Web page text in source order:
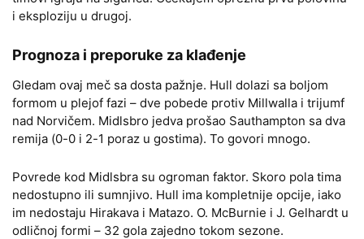
i eksploziju u drugoj.
Prognoza i preporuke za klađenje
Gledam ovaj meč sa dosta pažnje. Hull dolazi sa boljom
formom u plejof fazi – dve pobede protiv Millwalla i trijumf
nad Norvičem. Midlsbro jedva prošao Sauthampton sa dva
remija (0-0 i 2-1 poraz u gostima). To govori mnogo.
Povrede kod Midlsbra su ogroman faktor. Skoro pola tima
nedostupno ili sumnjivo. Hull ima kompletnije opcije, iako
im nedostaju Hirakava i Matazo. O. McBurnie i J. Gelhardt u
odličnoj formi – 32 gola zajedno tokom sezone.